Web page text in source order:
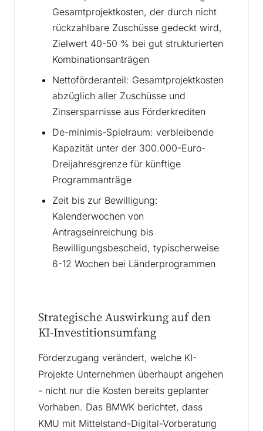
Gesamtprojektkosten, der durch nicht
rückzahlbare Zuschüsse gedeckt wird,
Zielwert 40-50 % bei gut strukturierten
Kombinationsanträgen
Nettoförderanteil: Gesamtprojektkosten
abzüglich aller Zuschüsse und
Zinsersparnisse aus Förderkrediten
De-minimis-Spielraum: verbleibende
Kapazität unter der 300.000-Euro-
Dreijahresgrenze für künftige
Programmanträge
Zeit bis zur Bewilligung:
Kalenderwochen von
Antragseinreichung bis
Bewilligungsbescheid, typischerweise
6-12 Wochen bei Länderprogrammen
Strategische Auswirkung auf den
KI-Investitionsumfang
Förderzugang verändert, welche KI-
Projekte Unternehmen überhaupt angehen
- nicht nur die Kosten bereits geplanter
Vorhaben. Das BMWK berichtet, dass
KMU mit Mittelstand-Digital-Vorberatung